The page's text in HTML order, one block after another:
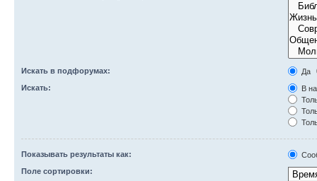
Искать в подфорумах:
Да
Искать:
В
Показывать результаты как:
Поле сортировки: